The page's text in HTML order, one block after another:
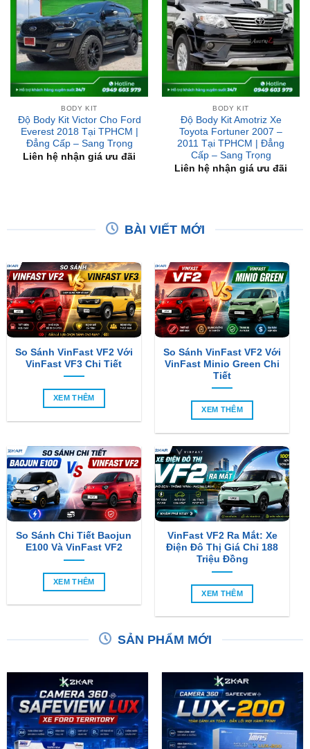
BODY KIT
Độ Body Kit Victor Cho Ford
Everest 2018 Tại TPHCM |
Đẳng Cấp – Sang Trọng
Liên hệ nhận giá ưu đãi
BODY KIT
Độ Body Kit Amotriz Xe
Toyota Fortuner 2007 –
2011 Tại TPHCM | Đẳng
Cấp – Sang Trọng
Liên hệ nhận giá ưu đãi
So Sánh VinFast VF2 Với
VinFast VF3 Chi Tiết
XEM THÊM
So Sánh VinFast VF2 Với
VinFast Minio Green Chi
Tiết
XEM THÊM
So Sánh Chi Tiết Baojun
E100 Và VinFast VF2
XEM THÊM
VinFast VF2 Ra Mắt: Xe
Điện Đô Thị Giá Chỉ 188
Triệu Đồng
XEM THÊM
SẢN PHẨM MỚI